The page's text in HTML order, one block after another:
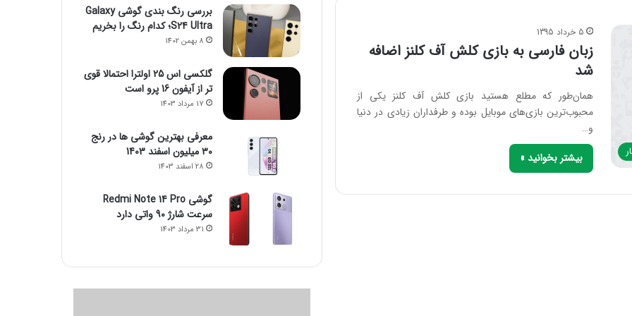
5 خرداد 1395
زبان فارسی به بازی کلش آف کلنز اضافه
شد
همان‌طور که مطلع هستید بازی کلش آف کلنز یکی از
محبوب‌ترین بازی‌های موبایل بوده و طرفداران زیادی در دنیا
و…
بیشتر بخوانید »
بررسی رنگ بندی گوشی Galaxy
S24 Ultra؛ کدام رنگ را بخریم
8 بهمن 1402
گلکسی اس 25 اولترا احتمالا قوی
تر از آیفون 16 پرو است
17 مرداد 1403
معرفی بهترین گوشی ها در رنج
۳۰ میلیون اسفند 1403
28 اسفند 1403
گوشی Redmi Note 14 Pro
سرعت شارژ 90 واتی دارد
31 مرداد 1403